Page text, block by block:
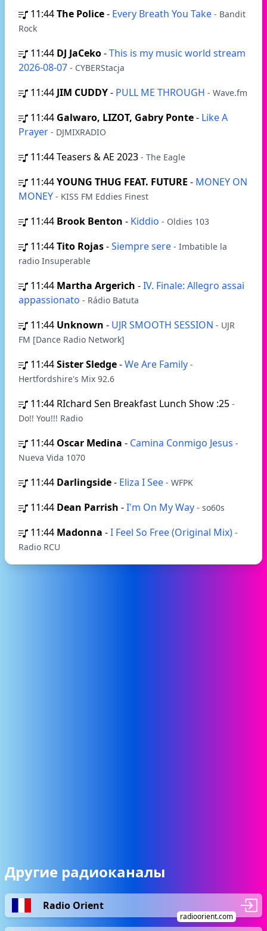
11:44The Police- Every Breath You Take - Bandit
Rock
11:44 DJ JaCeko-This is my music world stream
2026-08-07 - CYBERStacja
11:44 JIM CUDDY- PULL ME THROUGH - Wave.fm
11:44 Galwaro, LIZOT, Gabry Ponte- Like A
Prayer - DJMIXRADIO
11:44Teasers & AE 2023 - The Eagle
11:44YOUNG THUG FEAT. FUTURE - MONEY ON
MONEY - KISS FM Eddies Finest
11:44 Brook Benton - Kiddio - Oldies 103
11:44Tito Rojas-Siempre sere - Imbatible la
radio Insuperable
11:44 Martha Argerich -IV. Finale: Allegro assai
appassionato - Rádio Batuta
11:44 Unknown - UJR SMOOTH SESSION - UJR
FM [Dance Radio Network]
11:44Sister Sledge-We Are Family -
Hertfordshire's Mix 92.6
11:44 RIchard Sen Breakfast Lunch Show :25 -
Do!! You!!! Radio
11:44 Oscar Medina - Camina Conmigo Jesus -
Nueva Vida 1070
11:44 Darlingside- Eliza I See - WFPK
11:44 Dean Parrish -I'm On My Way - so60s
11:44 Madonna -I Feel So Free (Original Mix) -
Radio RCU
Другие радиоканалы
Radio Orient
radioorient.com